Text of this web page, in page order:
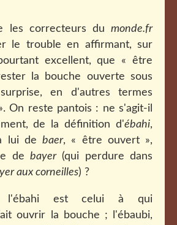
les correcteurs du monde.fr
le trouble en affirmant, sur
excellent, que « être
la bouche ouverte sous
en d'autres termes
On reste pantois : ne s'agit-il
de la définition d'ébahi,
lui debaer, « être ouvert »,
de bayer(qui perdure dans
aux corneilles) ?
: l'ébahi est celui à qui
ouvrir la bouche ; l'ébaubi,